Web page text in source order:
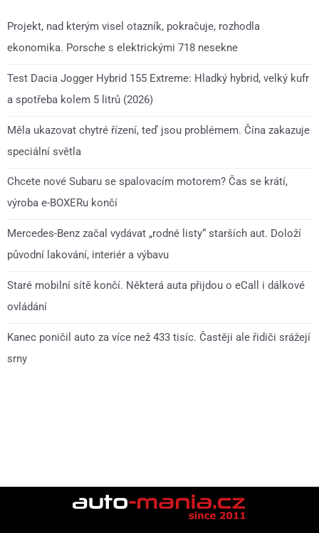
Projekt, nad kterým visel otazník, pokračuje, rozhodla
ekonomika. Porsche s elektrickými 718 nesekne
Test Dacia Jogger Hybrid 155 Extreme: Hladký hybrid, velký kufr
a spotřeba kolem 5 litrů (2026)
Měla ukazovat chytré řízení, teď jsou problémem. Čína zakazuje
speciální světla
Chcete nové Subaru se spalovacím motorem? Čas se krátí,
výroba e-BOXERu končí
Mercedes-Benz začal vydávat „rodné listy“ starších aut. Doloží
původní lakování, interiér a výbavu
Staré mobilní sítě končí. Některá auta přijdou o eCall i dálkové
ovládání
Kanec poničil auto za více než 433 tisíc. Častěji ale řidiči srážejí
srny